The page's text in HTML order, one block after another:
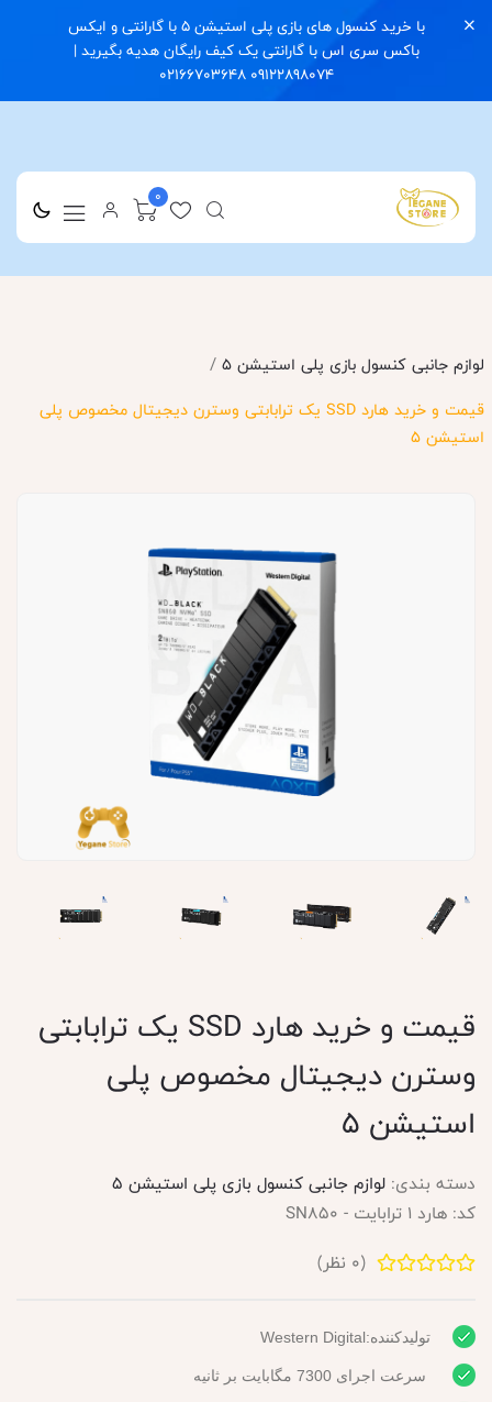
با خرید کنسول های بازی پلی استیشن 5 با گارانتی و ایکس
باکس سری اس با گارانتی یک کیف رایگان هدیه بگیرید |
09122898074 02166703648
0
لوازم جانبی کنسول بازی پلی استیشن 5 /
قیمت و خرید هارد SSD یک ترابابتی وسترن دیجیتال مخصوص پلی
استیشن 5
قیمت و خرید هارد SSD یک ترابابتی
وسترن دیجیتال مخصوص پلی
استیشن 5
دسته بندی: لوازم جانبی کنسول بازی پلی استیشن 5
کد: هارد 1 ترابایت - SN850
(
0 نظر)
تولیدکننده:Western Digital
سرعت اجرای 7300 مگابایت بر ثانیه